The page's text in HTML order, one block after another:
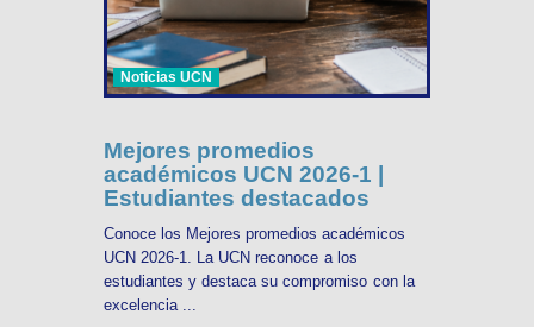
Noticias UCN
Mejores promedios
académicos UCN 2026-1 |
Estudiantes destacados
Conoce los Mejores promedios académicos
UCN 2026-1. La UCN reconoce a los
estudiantes y destaca su compromiso con la
excelencia ...